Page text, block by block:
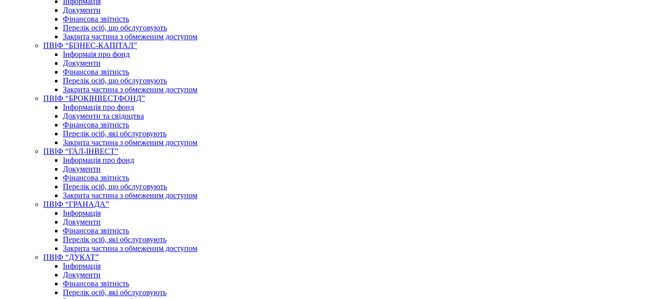
Документи
Фінансова звітність
Перелік осіб, що обслуговують
Закрита частина з обмеженим доступом
ПВІФ “БІЗНЕС-КАПІТАЛ”
Інформаія про фонд
Документи
Фінансова звітність
Перелік осіб, що обслуговують
Закрита частина з обмеженим доступом
ПВІФ “БРОКІНВЕСТФОНД”
Інформація про фонд
Документи та свідоцтва
Фінансова звітність
Перелік осіб, які обслуговують
Закрита частина з обмеженим доступом
ПВІФ “ГАЛ-ІНВЕСТ”
Інформація про фонд
Документи
Фінансова звітність
Перелік осіб, що обслуговують
Закрита частина з обмеженим доступом
ПВІФ “ГРАНАДА”
Інформація
Документи
Фінансова звітність
Перелік осіб, які обслуговують
Закрита частина з обмеженим доступом
ПВІФ “ДУКАТ”
Інформація
Документи
Фінансова звітність
Перелік осіб, які обслуговують